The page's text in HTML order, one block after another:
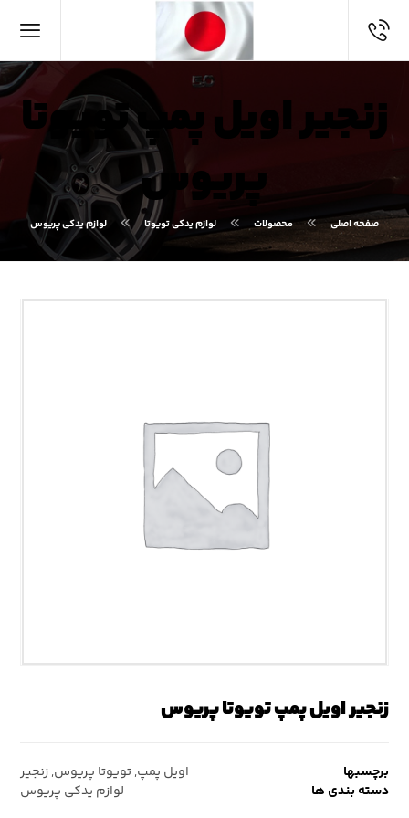
زنجیر اویل پمپ تویوتا
پریوس
صفحه اصلی محصولات لوازم یدکی تویوتا لوازم یدکی پریوس
زنجیر اویل پمپ تویوتا پریوس
برچسبها اویل پمپ,تویوتا پریوس,زنجیر
دسته بندی ها
لوازم یدکی پریوس